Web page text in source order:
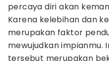
percaya diri akan
Karena kelebihan dan
merupakan faktor
mewujudkan impianmu.
tersebut merupakan